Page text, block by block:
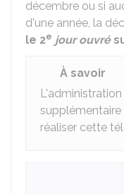
décembre ou si
d'une année, la
le 2e jour ouvré
À savoir
supplémentaire
réaliser cette